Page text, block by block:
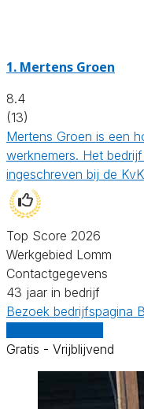
1. Mertens Groen
8.4
(13)
Mertens Groen is een
werknemers. Het
ingeschreven bij de
Top Score 2026
Werkgebied Lomm
Contactgegevens
43 jaar in bedrijf
Bezoek bedrijfspagina
Gratis - Vrijblijvend